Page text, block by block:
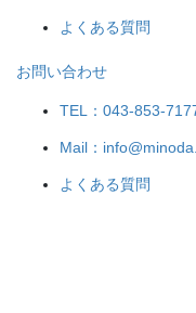
よくある質問
お問い合わせ
TEL：043-853-
Mail：
よくある質問